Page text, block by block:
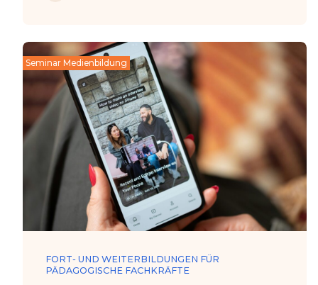
Seminar Medienbildung
FORT- UND WEITERBILDUNGEN FÜR
PÄDAGOGISCHE FACHKRÄFTE